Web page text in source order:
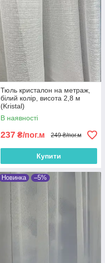
Тюль кристалон на метраж,
білий колір, висота 2,8 м
(Kristal)
В наявності
237 ₴/пог.м 249 ₴/пог.м
Купити
Новинка –5%